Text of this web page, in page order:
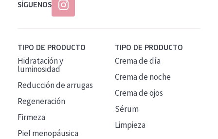
SÍGUENOS
TIPO DE PRODUCTO
Hidratación y
luminosidad
Reducción de arrugas
Regeneración
Firmeza
Piel menopáusica
TIPO DE PRODUCTO
Crema de día
Crema de noche
Crema de ojos
Sérum
Limpieza